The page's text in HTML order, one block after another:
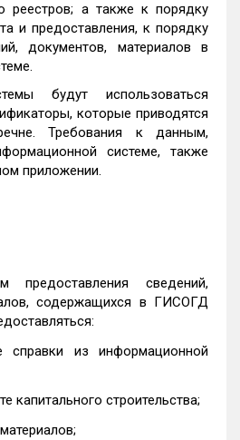
реестров; а также к порядку
и предоставления, к порядку
документов, материалов в
будут использоваться
которые приводятся
Требования к данным,
системе, также
приложении.
предоставления сведений,
содержащихся в ГИСОГД
справки из информационной
капитального строительства;